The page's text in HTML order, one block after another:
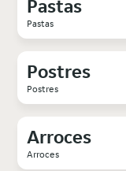
Pastas
Pastas
Postres
Postres
Arroces
Arroces